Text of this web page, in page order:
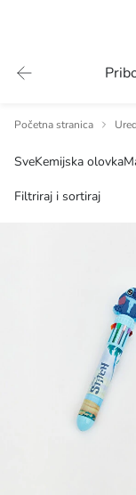
Početna stranica
SveKemijska olovka
Filtriraj i sortiraj